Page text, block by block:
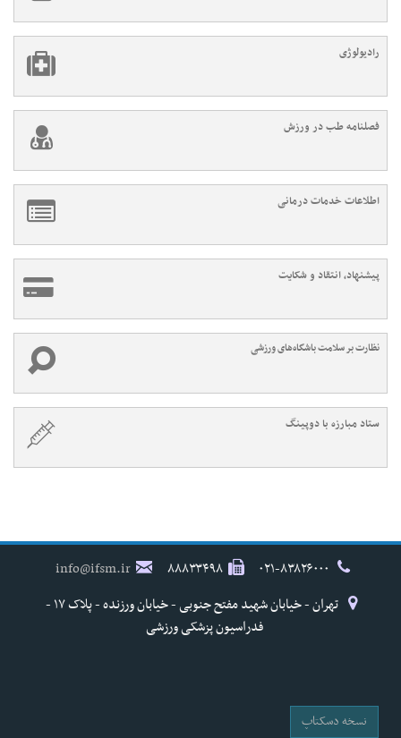
رادیولوژی
فصلنامه طب در ورزش
اطلاعات خدمات درمانی
پیشنهاد، انتقاد و شکایت
نظارت بر سلامت باشگاه‌های ورزشی
ستاد مبارزه با دوپینگ
۸۸۸۳۳۴۹۸
info@ifsm.ir
تهران - خیابان شهید مفتح جنوبی - خیابان ورزنده - پلاک ۱۷ -
فدراسیون پزشکی ورزشی
نسخه دسکتاپ